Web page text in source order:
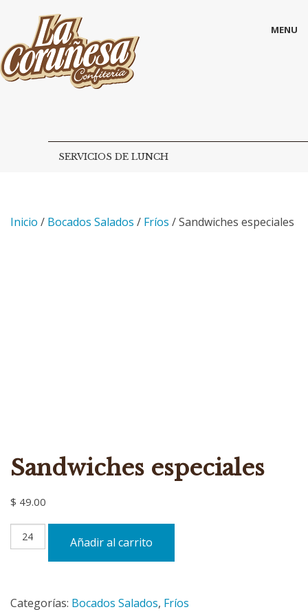
MENU
SERVICIOS DE LUNCH
DELICIAS DULCES
Inicio / Bocados Salados / Fríos / Sandwiches especiales
Sandwiches especiales
$ 49.00
especiales
Añadir al carrito
Categorías: Bocados Salados, Fríos